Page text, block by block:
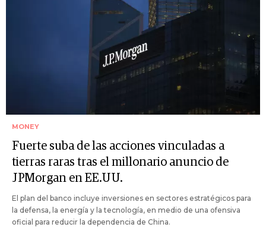
MONEY
Fuerte suba de las acciones vinculadas a
tierras raras tras el millonario anuncio de
JPMorgan en EE.UU.
El plan del banco incluye inversiones en sectores estratégicos para
la defensa, la energía y la tecnología, en medio de una ofensiva
oficial para reducir la dependencia de China.